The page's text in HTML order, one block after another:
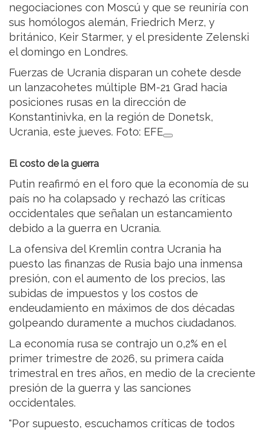
negociaciones con Moscú y que se reuniría con
sus homólogos alemán, Friedrich Merz, y
británico, Keir Starmer, y el presidente Zelenski
el domingo en Londres.
Fuerzas de Ucrania disparan un cohete desde
un lanzacohetes múltiple BM-21 Grad hacia
posiciones rusas en la dirección de
Konstantinivka, en la región de Donetsk,
Ucrania, este jueves. Foto: EFE
El costo de la guerra
Putin reafirmó en el foro que la economía de su
país no ha colapsado y rechazó las críticas
occidentales que señalan un estancamiento
debido a la guerra en Ucrania.
La ofensiva del Kremlin contra Ucrania ha
puesto las finanzas de Rusia bajo una inmensa
presión, con el aumento de los precios, las
subidas de impuestos y los costos de
endeudamiento en máximos de dos décadas
golpeando duramente a muchos ciudadanos.
La economía rusa se contrajo un 0,2% en el
primer trimestre de 2026, su primera caída
trimestral en tres años, en medio de la creciente
presión de la guerra y las sanciones
occidentales.
"Por supuesto, escuchamos críticas de todos